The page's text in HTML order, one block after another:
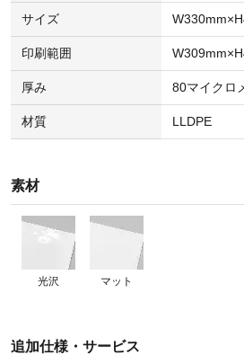
サイズ
印刷範囲
厚み 80マイクロ
材質 LLDPE
素材
光沢 マット
追加仕様・サービス